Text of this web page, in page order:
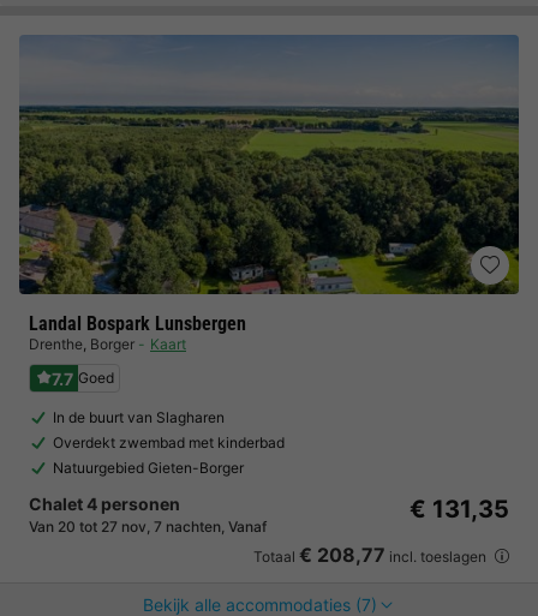
Landal Bospark Lunsbergen
Drenthe, Borger Kaart
7.7 Goed
In de buurt van Slagharen
Overdekt zwembad met kinderbad
Natuurgebied Gieten-Borger
Chalet 4 personen
Van 20 tot 27 nov, 7 nachten, Vanaf
€ 131,35
Totaal € 208,77 incl. toeslagen
Bekijk alle accommodaties (7)